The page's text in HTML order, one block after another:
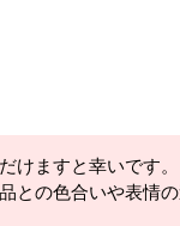
けますと幸いです。
との色合いや表情